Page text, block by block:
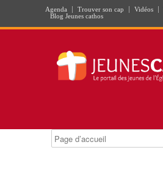
Agenda Trouver son cap Vidéos
Blog Jeunes cathos